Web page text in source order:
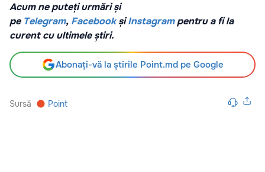
Acum ne puteți urmări și
pe Telegram, Facebook șiInstagrampentru a fi la
curent cu ultimele știri.
Abonați-vă la știrile Point.md pe Google
Sursă Point